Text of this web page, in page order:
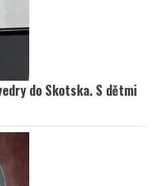
do Skotska. S dětmi